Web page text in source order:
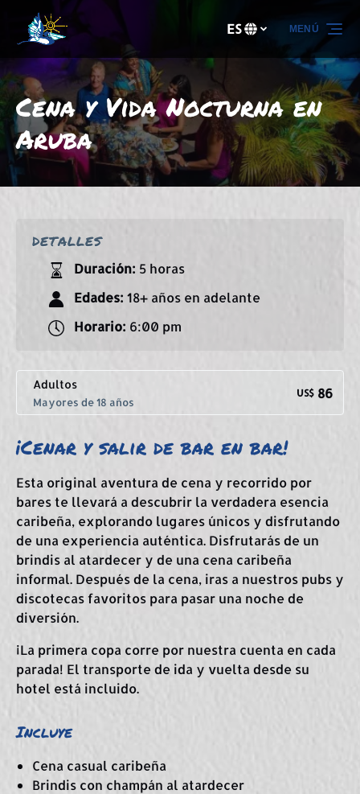
Saltar a la navegación principal
Saltar al contenido
Saltar al pie de página
Selecciona
idioma
ES MENÚ
Cena y Vida Nocturna en
Aruba
DETALLES
Duración: 5 horas
Edades: 18+ años en adelante
Horario: 6:00 pm
Adultos
Mayores de 18 años
US$ 86
¡Cenar y salir de bar en bar!
Esta original aventura de cena y recorrido por
bares te llevará a descubrir la verdadera esencia
caribeña, explorando lugares únicos y disfrutando
de una experiencia auténtica. Disfrutarás de un
brindis al atardecer y de una cena caribeña
informal. Después de la cena, iras a nuestros pubs y
discotecas favoritos para pasar una noche de
diversión.
¡La primera copa corre por nuestra cuenta en cada
parada! El transporte de ida y vuelta desde su
hotel está incluido.
Incluye
Cena casual caribeña
Brindis con champán al atardecer